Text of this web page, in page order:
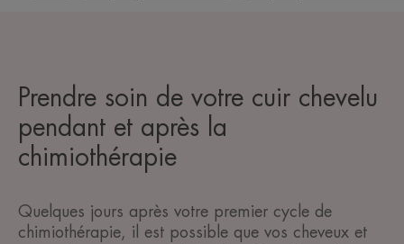
Prendre soin de votre cuir chevelu
pendant et après la
chimiothérapie
Quelques jours après votre premier cycle de
chimiothérapie, il est possible que vos cheveux et